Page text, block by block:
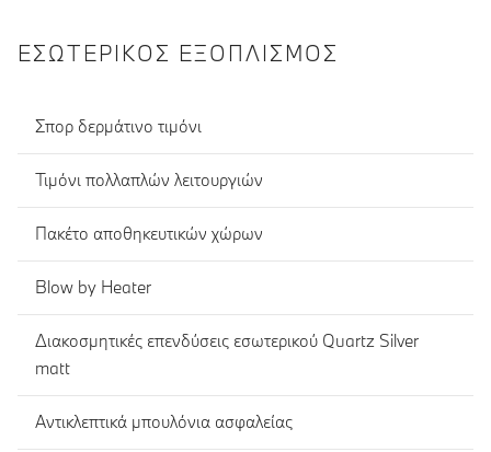
ΕΣΩΤΕΡΙΚΌΣ ΕΞΟΠΛΙΣΜΌΣ
Σπορ δερμάτινο τιμόνι
Τιμόνι πολλαπλών λειτουργιών
Πακέτο αποθηκευτικών χώρων
Blow by Heater
Διακοσμητικές επενδύσεις εσωτερικού Quartz Silver
matt
Αντικλεπτικά μπουλόνια ασφαλείας